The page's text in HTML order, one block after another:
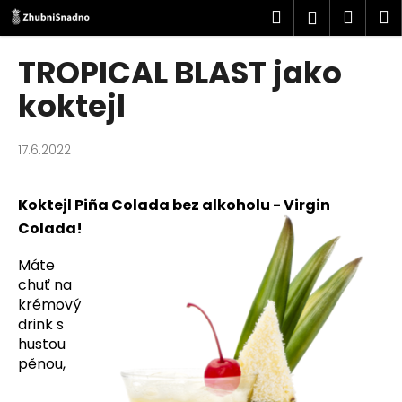
Přejít
na
obsah
Hledat
TROPICAL BLAST jako
koktejl
17.6.2022
Koktejl Piña Colada bez alkoholu - Virgin
Colada!
Máte
chuť na
krémový
drink s
hustou
pěnou,
K
o
C
o
p
ř
e
b
u
j
e
t
e